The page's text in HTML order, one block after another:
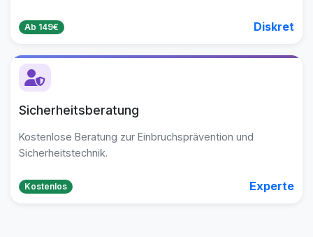
Ab 149€ Diskret
Sicherheitsberatung
Kostenlose Beratung zur Einbruchsprävention und
Sicherheitstechnik.
Kostenlos Experte